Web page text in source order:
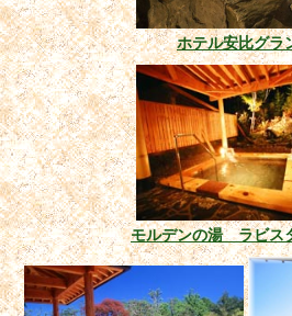
ホテル安比グラ
モルデンの湯 ラビス